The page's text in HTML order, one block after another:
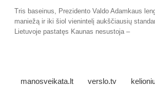
Tris baseinus, Prezidento Valdo Adamkaus
maniežą ir iki šiol vienintelį aukščiausių
Lietuvoje pastatęs Kaunas nesustoja –
manosveikata.lt verslo.tv